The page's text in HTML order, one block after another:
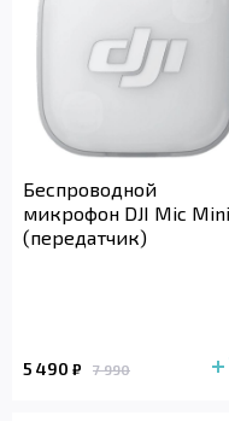
Беспроводной
микрофон DJI Mic
(передатчик)
5 490 ₽ 7 990